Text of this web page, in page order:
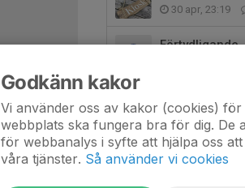
30 apr, 23:19
Förtydligande
17 apr, 09:07
Godkänn kakor
Vi använder oss av kakor (cookies)
webbplats ska fungera bra för dig. De
för webbanalys i syfte att hjälpa oss
våra tjänster. Så använder vi cookies